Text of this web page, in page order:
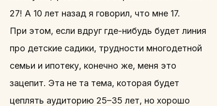
27! А 10 лет назад я говорил, что мне 17.
При этом, если вдруг где-нибудь будет линия
про детские садики, трудности многодетной
семьи и ипотеку, конечно же, меня это
зацепит. Эта не та тема, которая будет
цеплять аудиторию 25–35 лет, но хорошо